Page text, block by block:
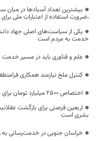
بیشترین تعداد آسبادها در
،ضرورت استفاده از اعتبارات ملی
یکی از سیاست‌های اصلی جهاد
خدمت به مردم است
علم و فناوری باید در مسیر خدمت
کنترل ملخ نیازمند همکاری
اختصاص 2500 میلیارد تومان برای توسعه راه‌های دوبانده خراسان جنوبی
اربعین فرصتی برای بازگشت
بشری است
خراسان جنوبی در خدمت‌رسانی به